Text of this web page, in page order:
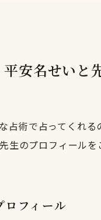
安名せいと
占術で占ってくれる
生のプロフィールを
ロフィール